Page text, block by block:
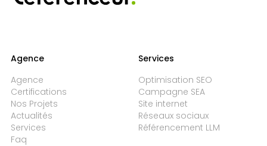
Agence
Agence
Certifications
Nos Projets
Actualités
Services
Faq
Services
Optimisation SEO
Campagne SEA
Site internet
Réseaux sociaux
Référencement LLM